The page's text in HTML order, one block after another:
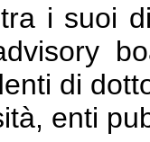
i suoi
di
enti